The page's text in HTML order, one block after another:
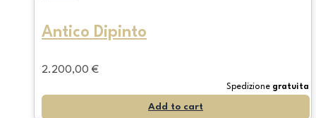
Antico Dipinto
2.200,00 €
Spedizione gratuita
Add to cart